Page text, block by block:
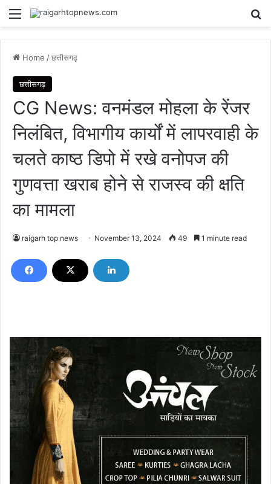
Menu
Home /छत्तीसगढ़
छत्तीसगढ़
CG News: वनमंडल मोहला के रेंजर
निलंबित, विभागीय कार्यों में लापरवाही के
चलते काष्ठ डिपो में रखे वनोपज की
गुणवत्ता खराब होने से राजस्व की क्षति
का मामला
raigarh top news November 13, 2024 49 1 minute read